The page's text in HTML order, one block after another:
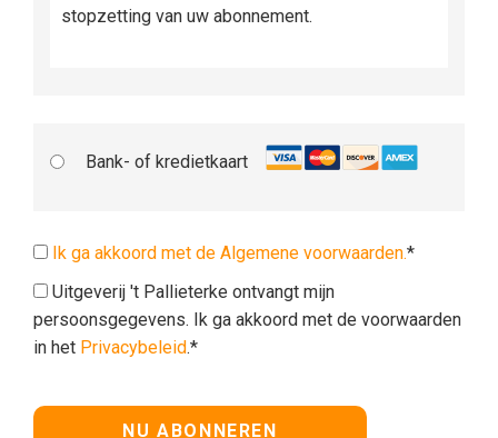
stopzetting van uw abonnement.
Bank- of kredietkaart
Ik ga akkoord met de Algemene voorwaarden.*
Uitgeverij 't Pallieterke ontvangt mijn
persoonsgegevens. Ik ga akkoord met de voorwaarden
in het Privacybeleid.*
Geen waarde